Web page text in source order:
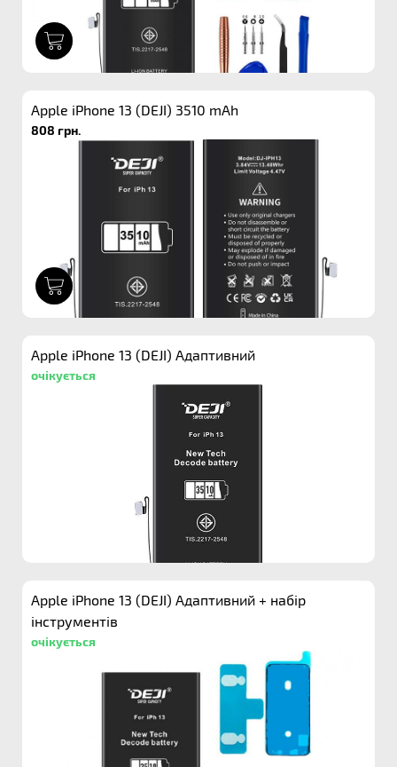
Apple iPhone 13 (DEJI) 3510 mAh
808 грн.
Apple iPhone 13 (DEJI) Адаптивний
очікується
Apple iPhone 13 (DEJI) Адаптивний + набір
інструментів
очікується